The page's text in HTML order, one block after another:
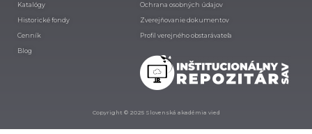
Katalógy
Historické fondy
Cenník
Blog
Ochrana osobných údajov
Zverejňovanie dokumentov
Profil verejného obstarávateľa
Copyright © 2025 Slovenská akadémia vied